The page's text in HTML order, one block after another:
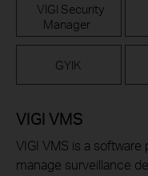
VIGI Security
Manager
GYIK
VIGI VMS
VIGI VMS is a
manage surveillance